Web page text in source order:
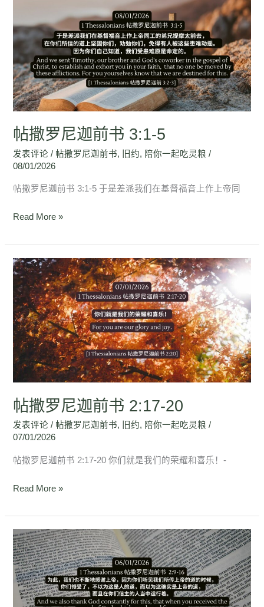
帖撒罗尼迦前书 3:1-5
发表评论 / 帖撒罗尼迦前书, 旧约, 陪你一起吃灵粮 /
08/01/2026
帖撒罗尼迦前书 3:1-5 于是差派我们在基督福音上作上帝同
罗
尼
迦
前
书
3:1-
Read More »
帖撒罗尼迦前书 2:17-20
发表评论 / 帖撒罗尼迦前书, 旧约, 陪你一起吃灵粮 /
07/01/2026
帖撒罗尼迦前书 2:17-20 你们就是我们的荣耀和喜乐！-
帖
撒
罗
尼
迦
前
书
2:17-
Read More »
帖
撒
罗
尼
迦